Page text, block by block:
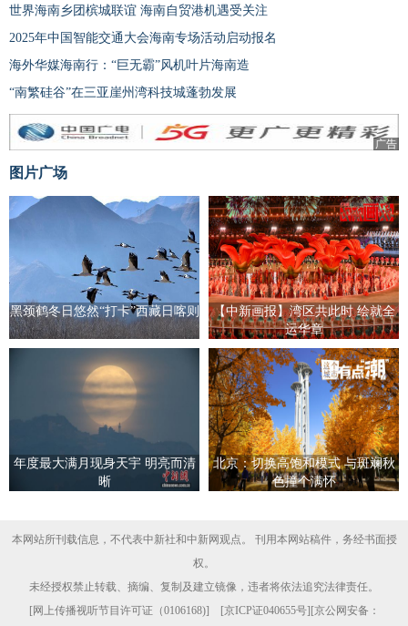
世界海南乡团槟城联谊 海南自贸港机遇受关注
2025年中国智能交通大会海南专场活动启动报名
海外华媒海南行：“巨无霸”风机叶片海南造
“南繁硅谷”在三亚崖州湾科技城蓬勃发展
广告
图片广场
黑颈鹤冬日悠然“打卡”西藏日喀则
【中新画报】湾区共此时 绘就全
运华章
年度最大满月现身天宇 明亮而清
晰
北京：切换高饱和模式 与斑斓秋
色撞个满怀
本网站所刊载信息，不代表中新社和中新网观点。 刊用本网站稿件，务经书面授
权。
未经授权禁止转载、摘编、复制及建立镜像，违者将依法追究法律责任。
[网上传播视听节目许可证（0106168)] [京ICP证040655号][京公网安备：